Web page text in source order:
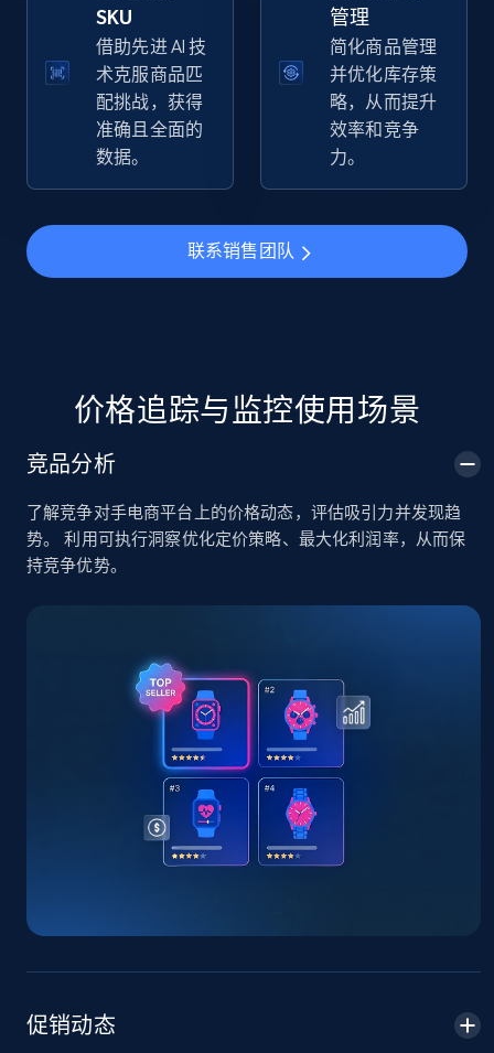
立即开始
TikTok Shop
668+
URL, Title, Available, Description, Currency, Initial
price, Final price, Discount percent, and more.
URL, Title, Available, Description, Currency, Initial
price, Final price, Discount percent, and more.
668+ 立即开始
TikTok Shop - discover records by shop url
SKU
借助先进 AI 技
术克服商品匹
配挑战，获得
准确且全面的
数据。
管理
简化商品管理
并优化库存策
略，从而提升
效率和竞争
力。
联系销售团队
价格追踪与监控使用场景
竞品分析
了解竞争对手电商平台上的价格动态，评估吸引力并发现趋
势。 利用可执行洞察优化定价策略、最大化利润率，从而保
持竞争优势。
促销动态